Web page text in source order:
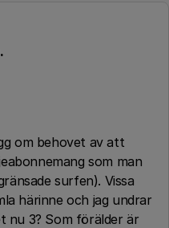
om behovet av att
som man
surfen). Vissa
härinne och jag undrar
nu 3? Som förälder är